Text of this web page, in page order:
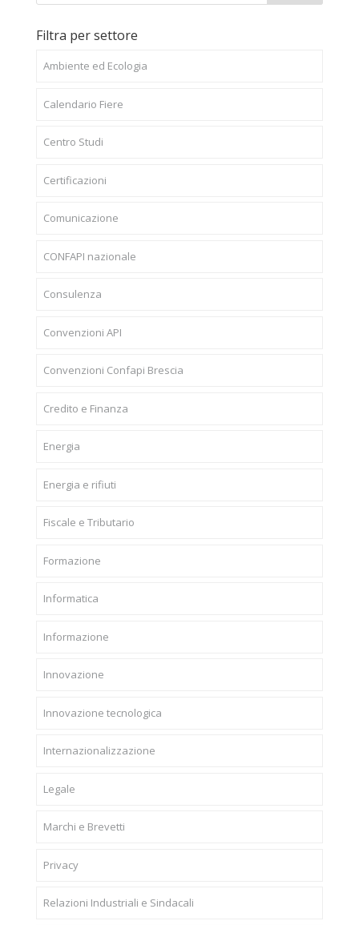
Filtra per settore
Ambiente ed Ecologia
Calendario Fiere
Centro Studi
Certificazioni
Comunicazione
CONFAPI nazionale
Consulenza
Convenzioni API
Convenzioni Confapi Brescia
Credito e Finanza
Energia
Energia e rifiuti
Fiscale e Tributario
Formazione
Informatica
Informazione
Innovazione
Innovazione tecnologica
Internazionalizzazione
Legale
Marchi e Brevetti
Privacy
Relazioni Industriali e Sindacali